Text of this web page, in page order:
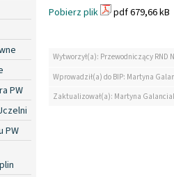
PW
PW
Pobierz plik
pdf 679,66 kB
Wytworzył(a): Przewodniczący RND
Wprowadził(a) do BIP: Martyna
Zaktualizował(a): Martyna